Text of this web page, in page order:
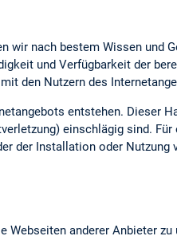
nach bestem Wissen und
und Verfügbarkeit der
den Nutzern des
entstehen. Dieser
einschlägig sind. Für
der Installation oder Nutzung
Webseiten anderer Anbieter